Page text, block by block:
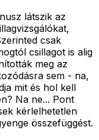
látszik az
csak
csillagot is alig
meg az
sem - na,
mit és hol kell
Na ne... Pont
kérlelhetetlen
összefüggést.